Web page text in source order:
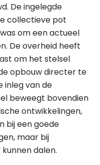
De ingelegde
collectieve pot
om een actueel
De overheid heeft
om het stelsel
opbouw directer te
inleg van de
beweegt bovendien
ontwikkelingen,
bij een goede
maar bij
dalen.